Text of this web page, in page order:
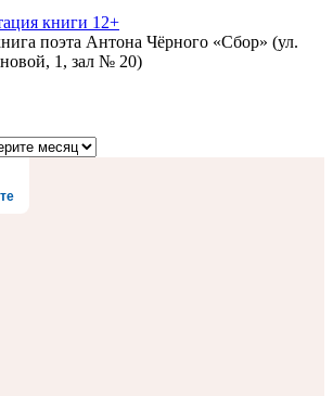
книги 12+
поэта Антона Чёрного «Сбор» (ул.
1, зал № 20)